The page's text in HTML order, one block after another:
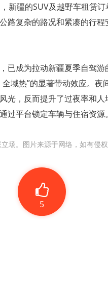
新疆的SUV及越野车租赁
路复杂的路况和紧凑的行
已成为拉动新疆夏季自驾
域热”的显著带动效应。
光，反而提升了过夜率和
平台锁定车辆与住宿资源。
场。图片来源于网络，如有侵
5